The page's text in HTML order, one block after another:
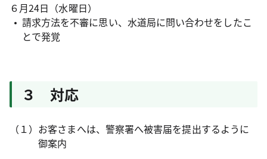
６月24日（水曜日）
請求方法を不審に思い、水道局に問い合わせをしたこ
とで発覚
３ 対応
（１）お客さまへは、警察署へ被害届を提出するように
御案内